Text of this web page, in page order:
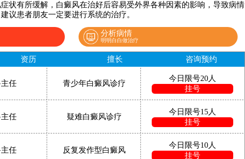
状有所缓解，白癜风在治好后容易受外界各种因素的影响，导致病情
议患者朋友一定要进行系统的治疗。
分析病情
明明白白做治疗
资历 擅长 咨询预约
任 青少年白癜风诊疗
今日限号20人
挂号
任 疑难白癜风诊疗
今日限号15人
挂号
任 反复发作型白癜风
今日限号10人
挂号